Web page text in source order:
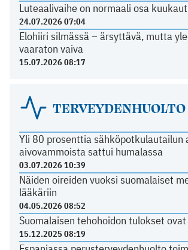
Luteaalivaihe on normaali osa
24.07.2026 07:04
Elohiiri silmässä – ärsyttävä, mutta
vaaraton vaiva
15.07.2026 08:17
TERVEYDENHUOLTO
Yli 80 prosenttia sähköpotkulautailun
aivovammoista sattui humalassa
03.07.2026 10:39
Näiden oireiden vuoksi suomalaiset
lääkäriin
04.05.2026 08:52
Suomalaisen tehohoidon tulokset
15.12.2025 08:19